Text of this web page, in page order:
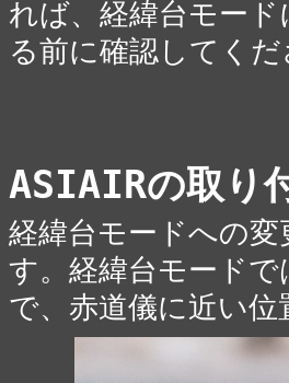
れば、経緯台モー
る前に確認してく
ASIAIRの取り
経緯台モードへの
す。経緯台モード
で、赤道儀に近い